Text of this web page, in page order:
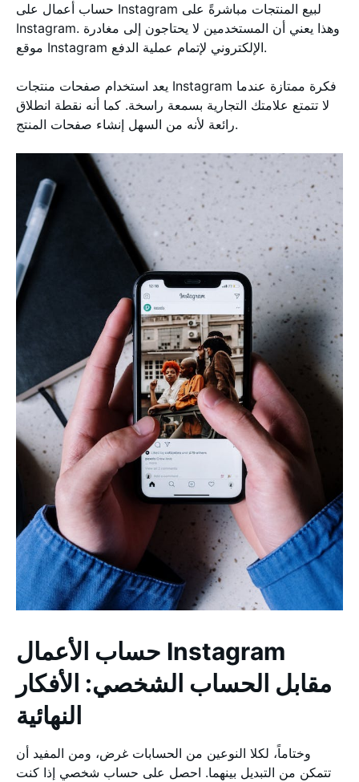
حساب أعمال على Instagram لبيع المنتجات مباشرةً على
Instagram. وهذا يعني أن المستخدمين لا يحتاجون إلى مغادرة
موقع Instagram الإلكتروني لإتمام عملية الدفع.
يعد استخدام صفحات منتجات Instagram فكرة ممتازة عندما
لا تتمتع علامتك التجارية بسمعة راسخة. كما أنه نقطة انطلاق
رائعة لأنه من السهل إنشاء صفحات المنتج.
حساب الأعمال Instagram
مقابل الحساب الشخصي: الأفكار
النهائية
وختاماً، لكلا النوعين من الحسابات غرض، ومن المفيد أن
تتمكن من التبديل بينهما. احصل على حساب شخصي إذا كنت